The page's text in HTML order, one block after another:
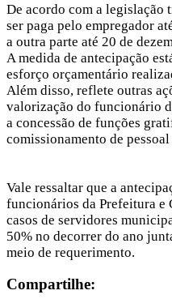
De acordo com a legislação
ser paga pelo empregador
a outra parte até 20 de
A medida de antecipação
esforço orçamentário
Além disso, reflete outras
valorização do funcionário
a concessão de funções
comissionamento de
Vale ressaltar que a
funcionários da Prefeitura e
casos de servidores
50% no decorrer do ano
meio de requerimento.
Compartilhe: